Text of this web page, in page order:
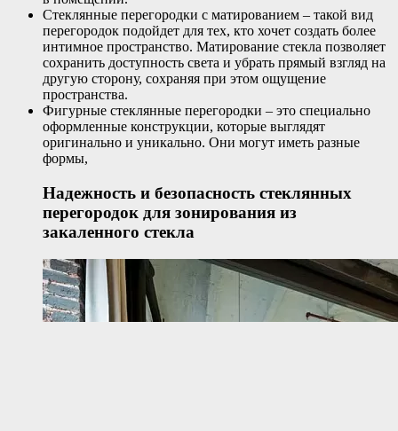
Стеклянные перегородки с матированием – такой вид
перегородок подойдет для тех, кто хочет создать более
интимное пространство. Матирование стекла позволяет
сохранить доступность света и убрать прямый взгляд на
другую сторону, сохраняя при этом ощущение
пространства.
Фигурные стеклянные перегородки – это специально
оформленные конструкции, которые выглядят
оригинально и уникально. Они могут иметь разные
формы,
Надежность и безопасность стеклянных
перегородок для зонирования из
закаленного стекла